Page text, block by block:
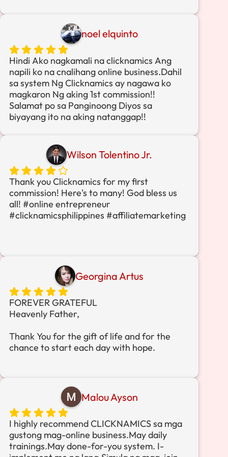
noel elquinto
Hindi Ako nagkamali na clicknamics Ang
napili ko na cnalihang online business.Dahil
sa system Ng Clicknamics ay nagawa ko
magkaron Ng aking 1st commission!!
Salamat po sa Panginoong Diyos sa
biyayang ito na aking natanggap!!
Wilson Tolentino Jr.
Thank you Clicknamics for my first
commission! Here's to many! God bless us
all! #online entrepreneur
#clicknamicsphilippines #affiliatemarketing
Georgina Artus
FOREVER GRATEFUL
Heavenly Father,
Thank You for the gift of life and for the
chance to start each day with hope.
Everything I have learned, every struggle I
have faced, and every door
You have opened has prepared me to help
others who are searching for a better way.
Malou Ayson
I highly recommend CLICKNAMICS sa mga
gustong mag-online business.May daily
trainings.May done-for-you system. I-